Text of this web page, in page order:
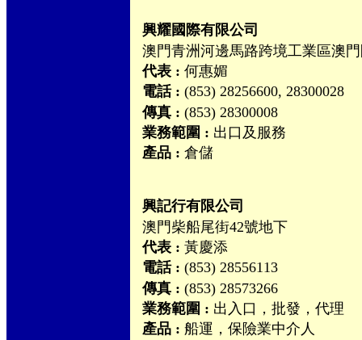
興耀國際有限公司
澳門青洲河邊馬路跨境工業區澳
代表 :何惠媚
電話 :(853) 28256600, 28300028
傳真 :(853) 28300008
業務範圍 : 出口及服務
產品 :倉儲
興記行有限公司
澳門柴船尾街42號地下
代表 :黃慶添
電話 :(853) 28556113
傳真 :(853) 28573266
業務範圍 : 出入口，批發，代理
產品 :船運，保險業中介人